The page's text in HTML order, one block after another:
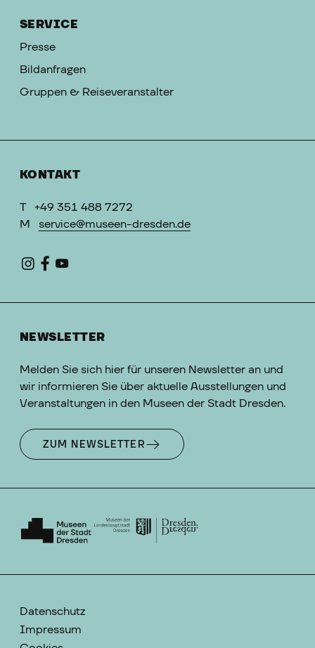
SERVICE
Presse
Bildanfragen
Gruppen & Reiseveranstalter
KONTAKT
T
+49 351 488 7272
M
service@museen-dresden.de
NEWSLETTER
Melden Sie sich hier für unseren Newsletter an und
wir informieren Sie über aktuelle Ausstellungen und
Veranstaltungen in den Museen der Stadt Dresden.
ZUM NEWSLETTER
Datenschutz
Impressum